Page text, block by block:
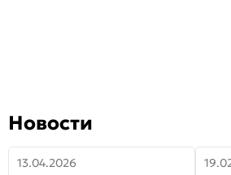
Новости
13.04.2026